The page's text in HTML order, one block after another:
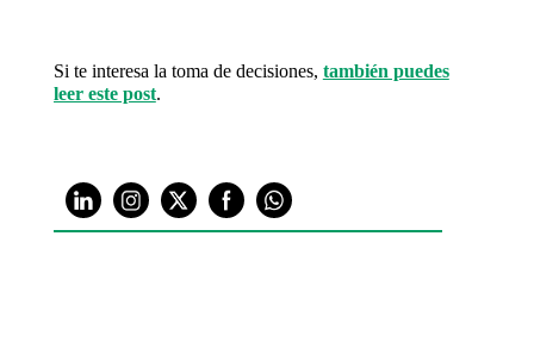
Si te interesa la toma de decisiones, también puedes
leer este post.